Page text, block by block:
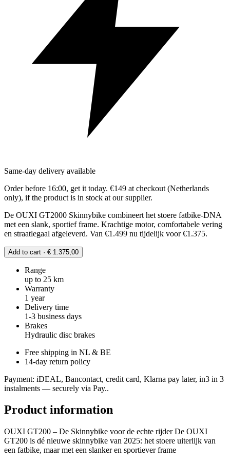
Same-day delivery available
Order before 16:00, get it today. €149 at checkout (Netherlands
only), if the product is in stock at our supplier.
De OUXI GT2000 Skinnybike combineert het stoere fatbike-DNA
met een slank, sportief frame. Krachtige motor, comfortabele vering
en straatlegaal afgeleverd. Van €1.499 nu tijdelijk voor €1.375.
Add to cart · € 1.375,00
Range
up to 25 km
Warranty
1 year
Delivery time
1-3 business days
Brakes
Hydraulic disc brakes
Free shipping in NL & BE
14-day return policy
Payment: iDEAL, Bancontact, credit card, Klarna pay later, in3 in 3
instalments — securely via Pay..
Product information
OUXI GT200 – De Skinnybike voor de echte rijder De OUXI
GT200 is dé nieuwe skinnybike van 2025: het stoere uiterlijk van
een fatbike, maar met een slanker en sportiever frame